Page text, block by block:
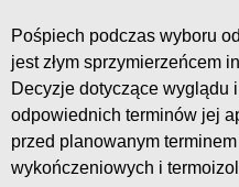
Pośpiech podczas wyboru
jest złym sprzymierzeńcem
Decyzje dotyczące wyglądu
odpowiednich terminów jej
przed planowanym
wykończeniowych i